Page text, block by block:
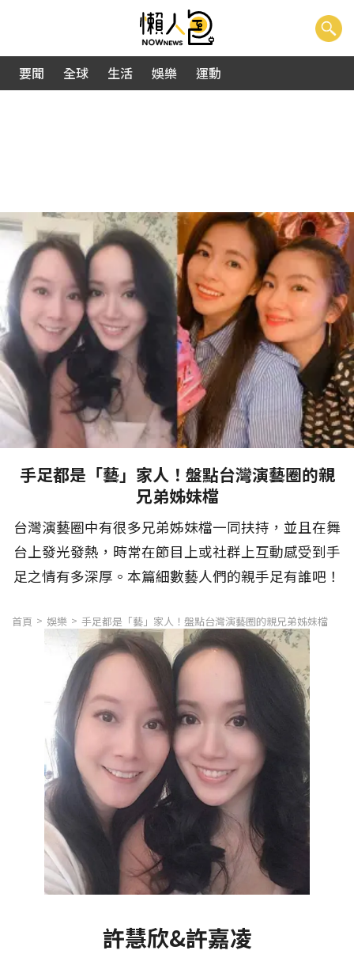
要聞 全球 生活 娛樂 運動
手足都是「藝」家人！盤點台灣演藝圈的親
兄弟姊妹檔
台灣演藝圈中有很多兄弟姊妹檔一同扶持，並且在舞
台上發光發熱，時常在節目上或社群上互動感受到手
足之情有多深厚。本篇細數藝人們的親手足有誰吧！
首頁 娛樂 手足都是「藝」家人！盤點台灣演藝圈的親兄弟姊妹檔
許慧欣&許嘉凌